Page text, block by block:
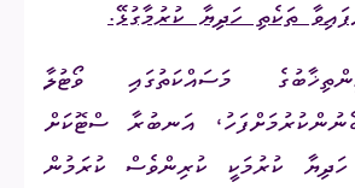
ތަކެތި ހަދިޔާ ކުރުމާގުޅޭ.
މަސައްކަތުގައި ވޯޓުލާ
އަނބުރާ ސްޓޮކަށް
ހަދިޔާ ކުރުމަކީ ކުރިންވެސް ކުރަމުން